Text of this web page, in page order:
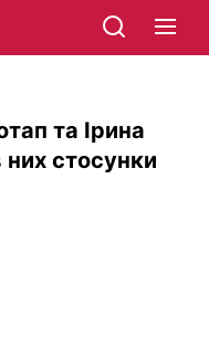
та Ірина
них стосунки